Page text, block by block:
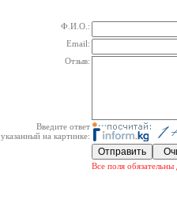
Ф.И.О.:
Email:
Отзыв:
Введите ответ
указанный на картинке:
Все поля обязательны